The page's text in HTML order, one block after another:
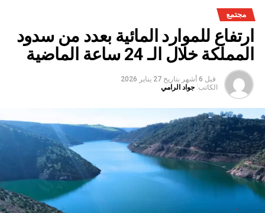
مجتمع
ارتفاع للموارد المائية بعدد من سدود
المملكة خلال الـ 24 ساعة الماضية
قبل 6 أشهر بتاريخ 27 يناير 2026
الكاتب: جواد الرامي